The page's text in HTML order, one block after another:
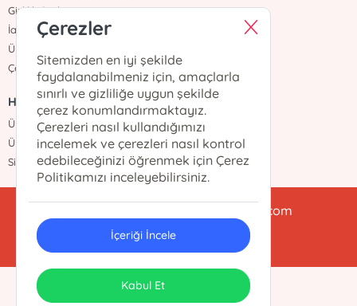
Gizlilik Sözleşmesi
İade ve Teslimat
Üyelik Sözleşmesi
Çerez Politikası
HIZLI ERİŞİM
Üye Ol
Üye Girişi
Sipariş Takip
babialikulturyayinlari@gmail.com
0212 438 47 78
Tasarım & Uygulama
Çerezler
Sitemizden en iyi şekilde
faydalanabilmeniz için, amaçlarla
sınırlı ve gizliliğe uygun şekilde
çerez konumlandırmaktayız.
Çerezleri nasıl kullandığımızı
incelemek ve çerezleri nasıl kontrol
edebileceğinizi öğrenmek için Çerez
Politikamızı inceleyebilirsiniz.
İçeriği İncele
Kabul Et